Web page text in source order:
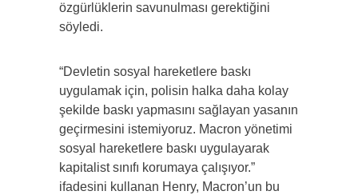
özgürlüklerin savunulması gerektiğini
söyledi.
“Devletin sosyal hareketlere baskı
uygulamak için, polisin halka daha kolay
şekilde baskı yapmasını sağlayan yasanın
geçirmesini istemiyoruz. Macron yönetimi
sosyal hareketlere baskı uygulayarak
kapitalist sınıfı korumaya çalışıyor.”
ifadesini kullanan Henry, Macron’un bu